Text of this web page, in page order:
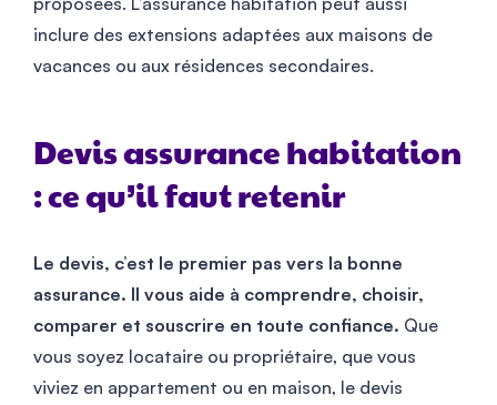
inclure des extensions adaptées aux maisons de
vacances ou aux résidences secondaires.
Devis assurance habitation
: ce qu’il faut retenir
Le devis, c’est le premier pas vers la bonne
assurance. Il vous aide à comprendre, choisir,
comparer et souscrire en toute confiance. Que
vous soyez locataire ou propriétaire, que vous
viviez en appartement ou en maison, le devis